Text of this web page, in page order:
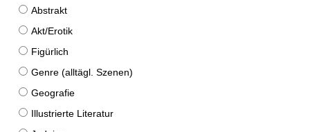
Abstrakt
Akt/Erotik
Figürlich
Genre (alltägl. Szenen)
Geografie
Illustrierte Literatur